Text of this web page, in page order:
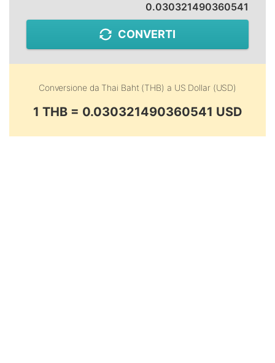
0.030321490360541
CONVERTI
Conversione da Thai Baht (THB) a US Dollar (USD)
1 THB = 0.030321490360541 USD